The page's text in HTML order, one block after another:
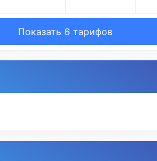
Показать 6 тарифов